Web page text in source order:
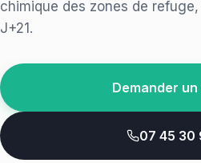
chimique des zones de
J+21.
Demander un
07 45 30